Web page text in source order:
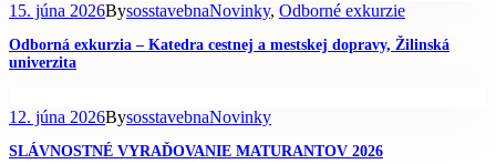
15. júna 2026BysosstavebnaNovinky, Odborné exkurzie
Odborná exkurzia – Katedra cestnej a mestskej dopravy, Žilinská
univerzita
12. júna 2026BysosstavebnaNovinky
SLÁVNOSTNÉ VYRAĎOVANIE MATURANTOV 2026